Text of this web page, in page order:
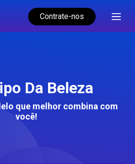
Contrate-nos
Da Beleza
que melhor combina com
você!